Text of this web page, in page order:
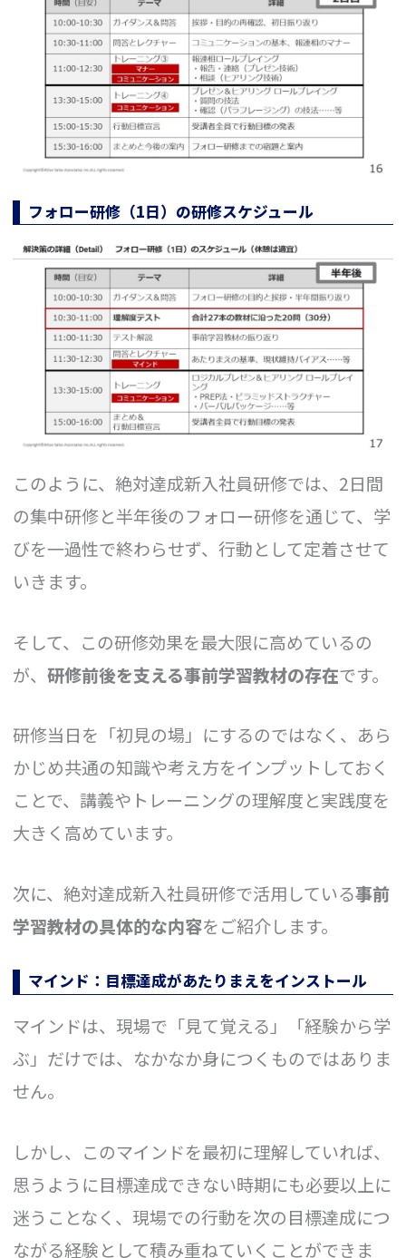
フォロー研修（1日）の研修スケジュール
このように、絶対達成新入社員研修では、2日間
の集中研修と半年後のフォロー研修を通じて、学
びを一過性で終わらせず、行動として定着させて
いきます。
そして、この研修効果を最大限に高めているの
が、 研修前後を支える事前学習教材の存在です。
研修当日を「初見の場」にするのではなく、あら
かじめ共通の知識や考え方をインプットしておく
ことで、講義やトレーニングの理解度と実践度を
大きく高めています。
次に、絶対達成新入社員研修で活用している事前
学習教材の具体的な内容をご紹介します。
マインド：目標達成があたりまえをインストール
マインドは、現場で「見て覚える」「経験から学
ぶ」だけでは、なかなか身につくものではありま
せん。
しかし、このマインドを最初に理解していれば、
思うように目標達成できない時期にも必要以上に
迷うことなく、現場での行動を次の目標達成につ
ながる経験として積み重ねていくことができま